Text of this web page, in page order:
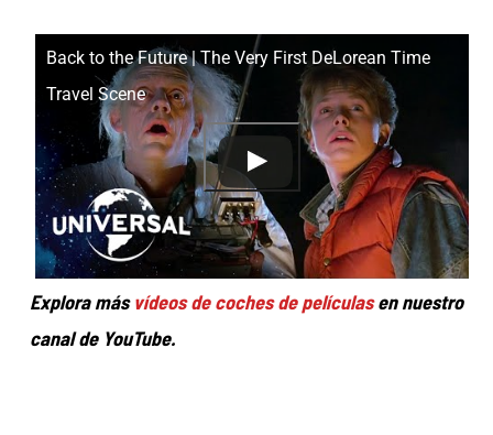
Back to the Future | The Very First DeLorean Time
Travel Scene
Explora másvídeos de coches de películasen nuestro
canal de YouTube.